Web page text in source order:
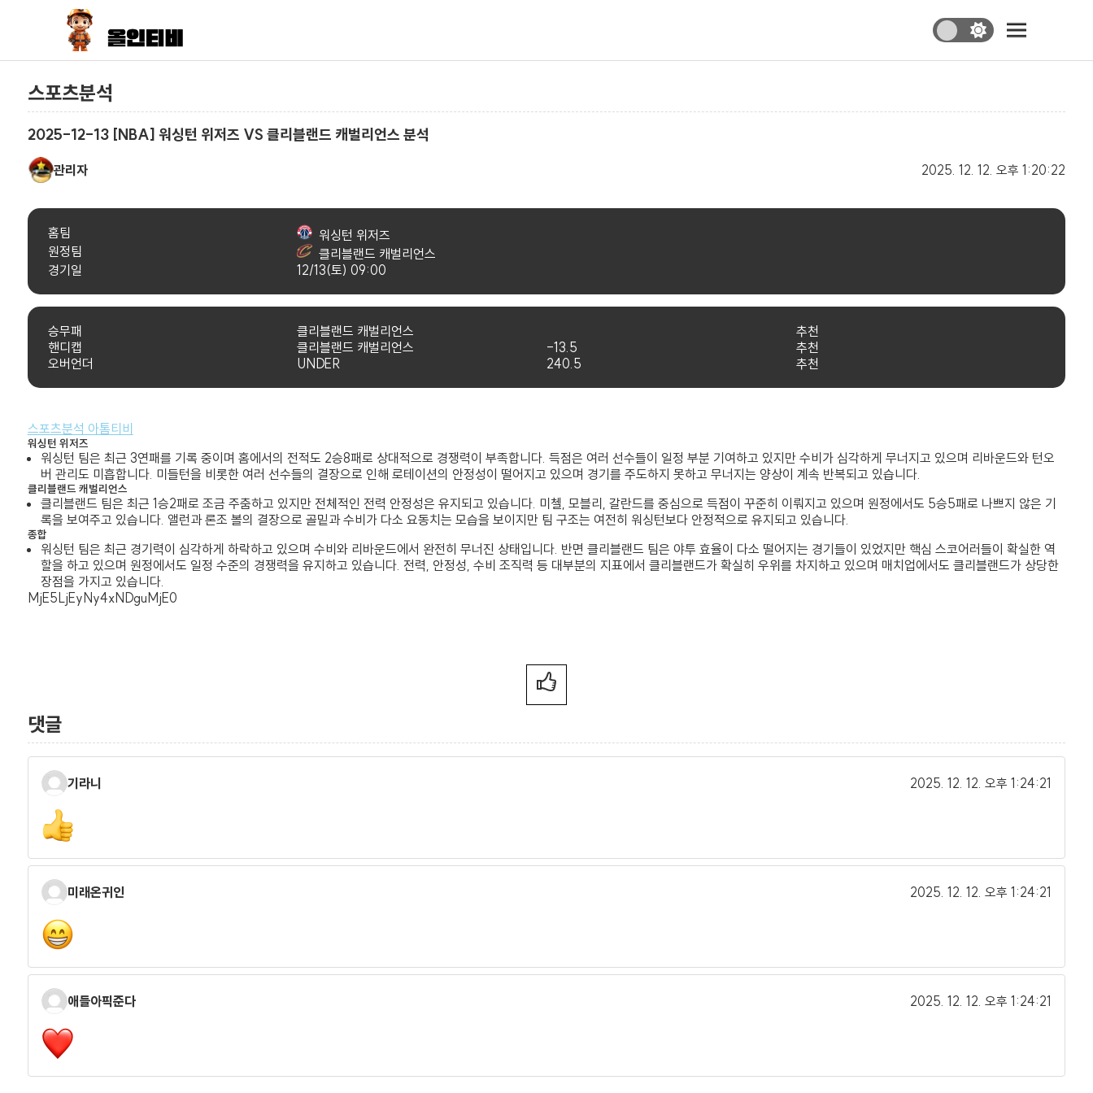
스포츠분석
2025-12-13 [NBA] 워싱턴 위저즈 VS 클리블랜드 캐벌리언스 분석
관리자 2025. 12. 12. 오후 1:20:22
홈팀
워싱턴 위저즈
원정팀
클리블랜드 캐벌리언스
경기일
12/13(토) 09:00
승무패 클리블랜드 캐벌리언스
추천
핸디캡
클리블랜드 캐벌리언스 -13.5
추천
오버언더
UNDER 240.5 추천
스포츠분석 아톰티비
워싱턴 위저즈
워싱턴 팀은 최근 3연패를 기록 중이며 홈에서의 전적도 2승8패로 상대적으로 경쟁력이 부족합니다. 득점은 여러 선수들이 일정 부분 기여하고 있지만 수비가 심각하게 무너지고 있으며 리바운드와 턴오
버 관리도 미흡합니다. 미들턴을 비롯한 여러 선수들의 결장으로 인해 로테이션의 안정성이 떨어지고 있으며 경기를 주도하지 못하고 무너지는 양상이 계속 반복되고 있습니다.
클리블랜드 캐벌리언스
클리블랜드 팀은 최근 1승2패로 조금 주춤하고 있지만 전체적인 전력 안정성은 유지되고 있습니다. 미첼, 모블리, 갈란드를 중심으로 득점이 꾸준히 이뤄지고 있으며 원정에서도 5승5패로 나쁘지 않은 기
록을 보여주고 있습니다. 앨런과 론조 볼의 결장으로 골밑과 수비가 다소 요동치는 모습을 보이지만 팀 구조는 여전히 워싱턴보다 안정적으로 유지되고 있습니다.
종합
워싱턴 팀은 최근 경기력이 심각하게 하락하고 있으며 수비와 리바운드에서 완전히 무너진 상태입니다. 반면 클리블랜드 팀은 야투 효율이 다소 떨어지는 경기들이 있었지만 핵심 스코어러들이 확실한 역
할을 하고 있으며 원정에서도 일정 수준의 경쟁력을 유지하고 있습니다. 전력, 안정성, 수비 조직력 등 대부분의 지표에서 클리블랜드가 확실히 우위를 차지하고 있으며 매치업에서도 클리블랜드가 상당한
장점을 가지고 있습니다.
MjE5LjEyNy4xNDguMjE0
댓글
기라니 2025. 12. 12. 오후 1:24:21
미래온귀인 2025. 12. 12. 오후 1:24:21
애들아픽준다 2025. 12. 12. 오후 1:24:21